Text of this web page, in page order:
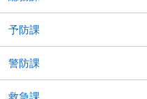
予防課
警防課
救急課